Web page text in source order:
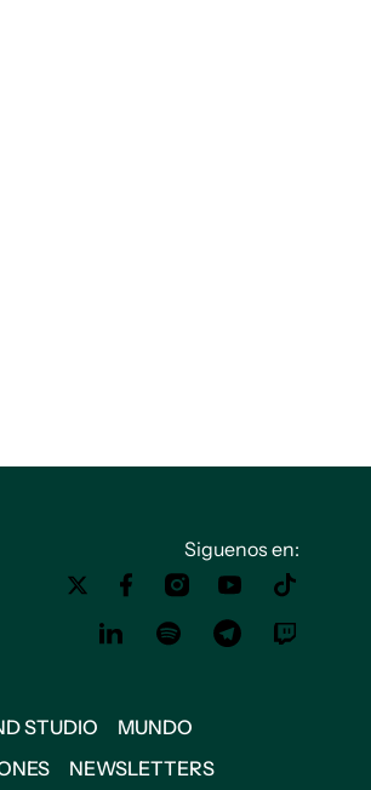
Siguenos en:
STUDIO
MUNDO
NEWSLETTERS